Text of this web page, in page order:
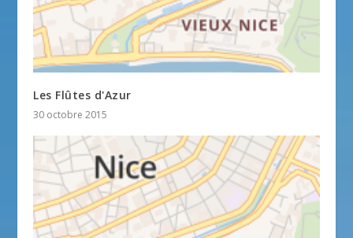
Les Flûtes d'Azur
30 octobre 2015